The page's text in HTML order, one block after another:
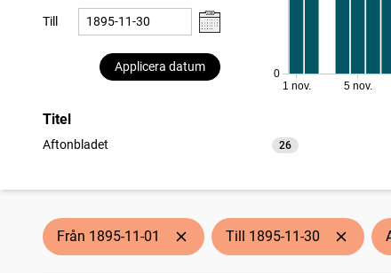
Till
Applicera datum
0
1 nov. 5 nov.
Titel
Aftonbladet 26
träffar
Från 1895-11-01 Till 1895-11-30